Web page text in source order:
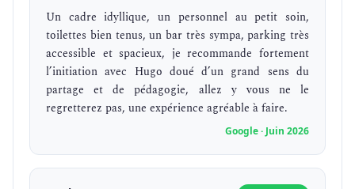
Un cadre idyllique, un personnel au petit soin,
toilettes bien tenus, un bar très sympa, parking très
accessible et spacieux, je recommande fortement
l’initiation avec Hugo doué d’un grand sens du
partage et de pédagogie, allez y vous ne le
regretterez pas, une expérience agréable à faire.
Google · Juin 2026